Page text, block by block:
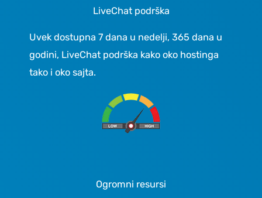
LiveChat podrška
Uvek dostupna 7 dana u nedelji, 365 dana u
godini, LiveChat podrška kako oko hostinga
tako i oko sajta.
Ogromni resursi